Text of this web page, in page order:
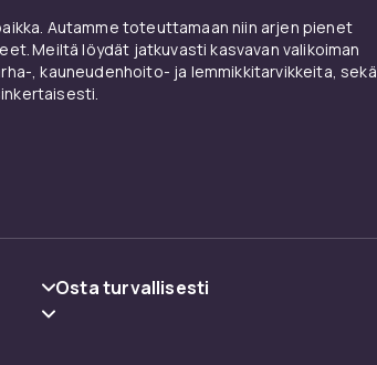
Autamme toteuttamaan niin arjen pienet
Meiltä löydät jatkuvasti kasvavan valikoiman
, kauneudenhoito- ja lemmikkitarvikkeita, sekä
Osta turvallisesti